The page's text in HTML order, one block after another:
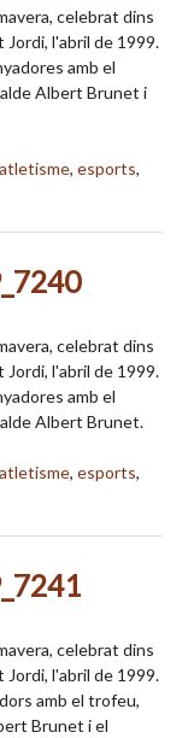
celebrat dins
Jordi, l'abril de 1999.
amb el
Albert Brunet i
atletisme, esports,
celebrat dins
Jordi, l'abril de 1999.
amb el
Albert Brunet.
atletisme, esports,
celebrat dins
Jordi, l'abril de 1999.
amb el trofeu,
Brunet i el